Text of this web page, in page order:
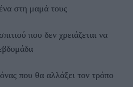
στη μαμά τους
που δεν χρειάζεται να
που θα αλλάξει τον τρόπο